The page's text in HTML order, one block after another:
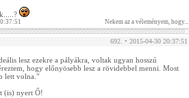
Nekem az a véleményem, hogy...
692. • 2015-04-30 20:37:51
lesz ezekre a pályákra, voltak ugyan hosszú
hogy előnyösebb lesz a rövidebbel menni. Most
lett volna."
(is) nyert Ő!